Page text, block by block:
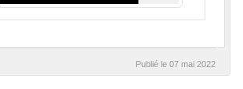
Publié le 07 mai 2022